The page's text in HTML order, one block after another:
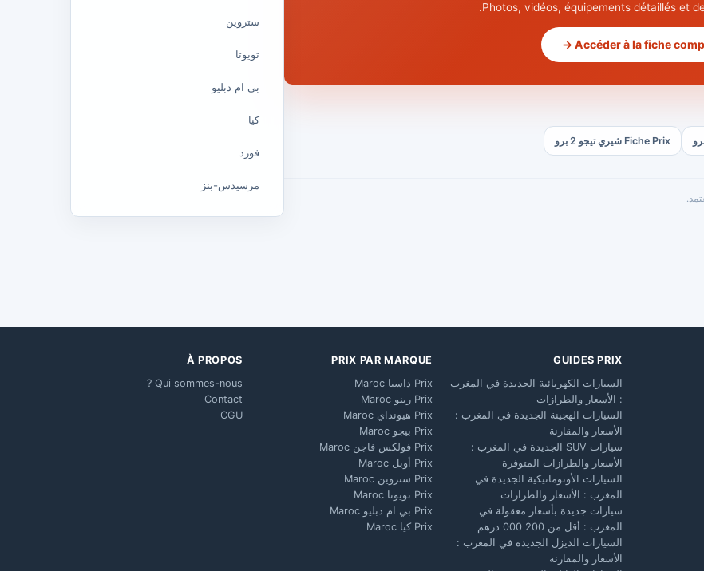
Photos, vidéos, équipements détaillés et
Accéder à la fiche
Fiche Prix شيري تيجو 2 برو
ستروين
تويوتا
بي ام دبليو
كيا
فورد
مرسيدس-بنز
GUIDES PRIX
السيارات الكهربائية الجديدة في المغرب
: الأسعار والطرازات
السيارات الهجينة الجديدة في المغرب :
الأسعار والمقارنة
سيارات SUV الجديدة في المغرب :
الأسعار والطرازات المتوفرة
السيارات الأوتوماتيكية الجديدة في
المغرب : الأسعار والطرازات
سيارات جديدة بأسعار معقولة في
المغرب : أقل من 200 000 درهم
السيارات الديزل الجديدة في المغرب :
الأسعار والمقارنة
PRIX PAR MARQUE
Prix داسيا Maroc
Prix رينو Maroc
Prix هيونداي Maroc
Prix بيجو Maroc
Prix فولكس فاجن Maroc
Prix أوبل Maroc
Prix ستروين Maroc
Prix تويوتا Maroc
Prix بي ام دبليو Maroc
Prix كيا Maroc
À PROPOS
Qui sommes-nous ?
Contact
CGU